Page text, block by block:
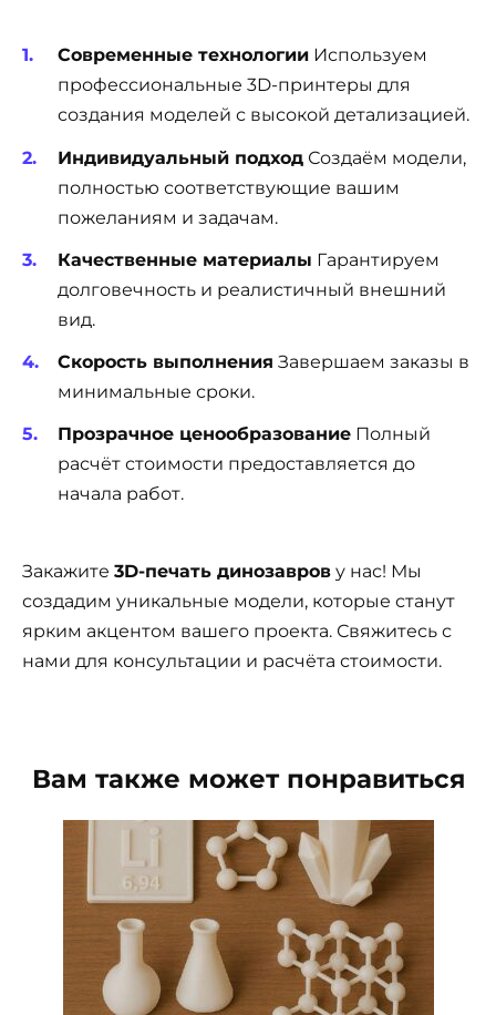
Современные технологии Используем
профессиональные 3D-принтеры для
создания моделей с высокой детализацией.
Индивидуальный подход Создаём модели,
полностью соответствующие вашим
пожеланиям и задачам.
Качественные материалы Гарантируем
долговечность и реалистичный внешний
вид.
Скорость выполнения Завершаем заказы в
минимальные сроки.
Прозрачное ценообразование Полный
расчёт стоимости предоставляется до
начала работ.
Закажите 3D-печать динозавров у нас! Мы
создадим уникальные модели, которые станут
ярким акцентом вашего проекта. Свяжитесь с
нами для консультации и расчёта стоимости.
Вам также может понравиться